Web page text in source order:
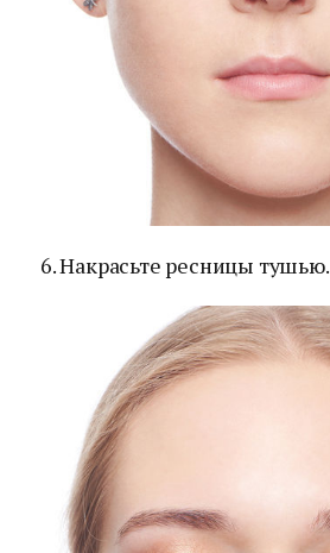
6. Накрасьте ресницы тушью.